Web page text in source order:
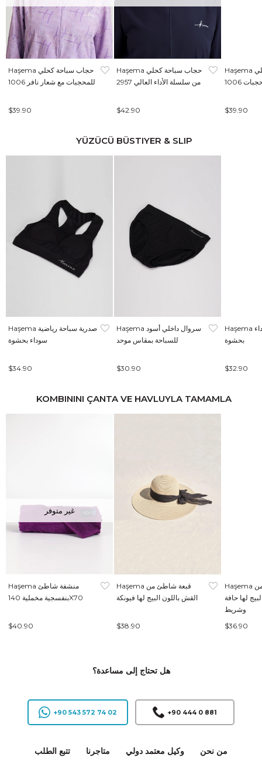
Haşema حجاب سباحة كحلي
للمحجبات مع شعار نافر 1006
$39.90
Haşema حجاب سباحة كحلي
من سلسلة الأداء العالي 2957
$42.90
Haşema حجاب سباحة كحلي
1006
$39.90
YÜZÜCÜ BÜSTIYER & SLIP
Haşema صدرية سباحة رياضية
سوداء بحشوة
$34.90
Haşema سروال داخلي أسود
للسباحة بمقاس موحد
$30.90
Haşema صدرية سباحة سوداء
بحشوة
$32.90
KOMBININI ÇANTA VE HAVLUYLA TAMAMLA
غير متوفر
Haşema منشفة شاطئ
بنفسجية مخملية 140X70
$40.90
Haşema قبعة شاطئ من
القش باللون البيج لها فيونكة
$38.90
Haşema قبعة شاطئ من
لها حافة
وشريط
$36.90
هل تحتاج إلى مساعدة؟
+90 543 572 74 02 +90 444 0 881
تتبع الطلب متاجرنا وكيل معتمد دولي من نحن